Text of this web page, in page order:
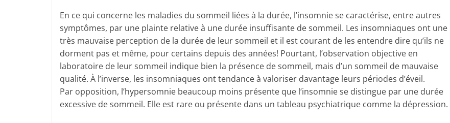
En ce qui concerne les maladies du sommeil liées à la durée, l’insomnie se caractérise, entre autres
symptômes, par une plainte relative à une durée insuffisante de sommeil. Les insomniaques ont une
très mauvaise perception de la durée de leur sommeil et il est courant de les entendre dire qu’ils ne
dorment pas et même, pour certains depuis des années! Pourtant, l’observation objective en
laboratoire de leur sommeil indique bien la présence de sommeil, mais d’un sommeil de mauvaise
qualité. À l’inverse, les insomniaques ont tendance à valoriser davantage leurs périodes d’éveil.
Par opposition, l’hypersomnie beaucoup moins présente que l‘insomnie se distingue par une durée
excessive de sommeil. Elle est rare ou présente dans un tableau psychiatrique comme la dépression.